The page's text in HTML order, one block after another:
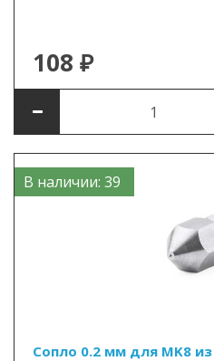
108 ₽
В наличии: 39
Сопло 0.2 мм для MK8